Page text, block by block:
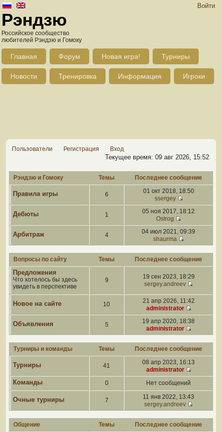
Войти
Рэндзю
Российское сообщество
любителей Рэндзю и Гомоку
Главная Форум Новая игра! Турниры
Новости Тренировка Информация Игроки
Пользователи Регистрация Вход
Текущее время: 09 авг 2026, 15:52
Рэндзю и Гомоку Темы Последнее сообщение
Правила игры 6
01 окт 2018, 18:50
ssergey
Дебюты 1
05 ноя 2017, 18:12
Ostrog
Арбитраж 4
04 июл 2021, 09:39
shaurma
Вопросы по сайту Темы Последнее сообщение
Предложения
Что хотелось бы здесь
увидеть в перспективе
9
19 сен 2023, 18:29
sergey.andreev
Новое на сайте 10
21 апр 2026, 11:42
administrator
Объявления 5
19 апр 2020, 18:38
administrator
Турниры и команды Темы Последнее сообщение
Турниры 41
08 апр 2023, 16:13
administrator
Команды 0 Нет сообщений
Очные турниры 7
11 янв 2022, 13:43
sergey.andreev
Общение Темы Последнее сообщение